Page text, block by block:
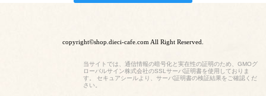
copyright©shop.dieci-cafe.com All Right Reserved.
当サイトでは、通信情報の暗号化と実在性の証明のため、GMOグ
ローバルサイン株式会社のSSLサーバ証明書を使用しておりま
す。 セキュアシールより、サーバ証明書の検証結果をご確認くだ
さい。